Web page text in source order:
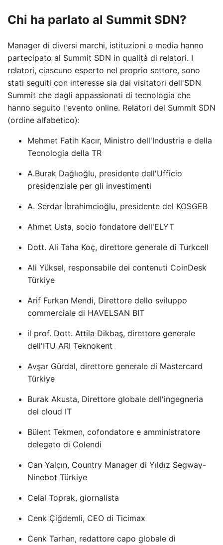
Chi ha parlato al Summit SDN?
Manager di diversi marchi, istituzioni e media hanno
partecipato al Summit SDN in qualità di relatori. I
relatori, ciascuno esperto nel proprio settore, sono
stati seguiti con interesse sia dai visitatori dell'SDN
Summit che dagli appassionati di tecnologia che
hanno seguito l'evento online. Relatori del Summit SDN
(ordine alfabetico):
Mehmet Fatih Kacır, Ministro dell'Industria e della
Tecnologia della TR
A.Burak Dağlıoğlu, presidente dell'Ufficio
presidenziale per gli investimenti
A. Serdar İbrahimcioğlu, presidente del KOSGEB
Ahmet Usta, socio fondatore dell'ELYT
Dott. Ali Taha Koç, direttore generale di Turkcell
Ali Yüksel, responsabile dei contenuti CoinDesk
Türkiye
Arif Furkan Mendi, Direttore dello sviluppo
commerciale di HAVELSAN BIT
il prof. Dott. Attila Dikbaş, direttore generale
dell'ITU ARI Teknokent
Avşar Gürdal, direttore generale di Mastercard
Türkiye
Burak Akusta, Direttore globale dell'ingegneria
del cloud IT
Bülent Tekmen, cofondatore e amministratore
delegato di Colendi
Can Yalçın, Country Manager di Yıldız Segway-
Ninebot Türkiye
Celal Toprak, giornalista
Cenk Çiğdemli, CEO di Ticimax
Cenk Tarhan, redattore capo globale di